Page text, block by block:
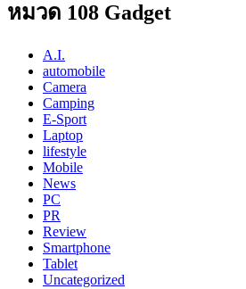
หมวด 108 Gadget
A.I.
automobile
Camera
Camping
E-Sport
Laptop
lifestyle
Mobile
News
PC
PR
Review
Smartphone
Tablet
Uncategorized